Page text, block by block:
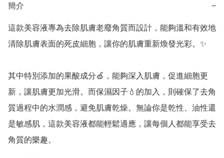
簡介 −
這款美容液專為去除肌膚老廢角質而設計，能夠溫和有效地
清除肌膚表面的死皮細胞，讓你的肌膚重新煥發光彩。✨
其中特別添加的果酸成分🍏，能夠深入肌膚，促進細胞更
新，讓肌膚更加光滑。而保濕因子💧的加入，則確保了去角
質過程中的水潤感，避免肌膚乾燥。無論你是乾性、油性還
是敏感肌，這款美容液都能輕鬆適應，讓每個人都能享受去
角質的樂趣。